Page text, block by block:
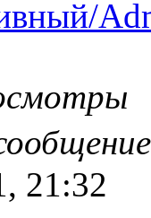
21:32